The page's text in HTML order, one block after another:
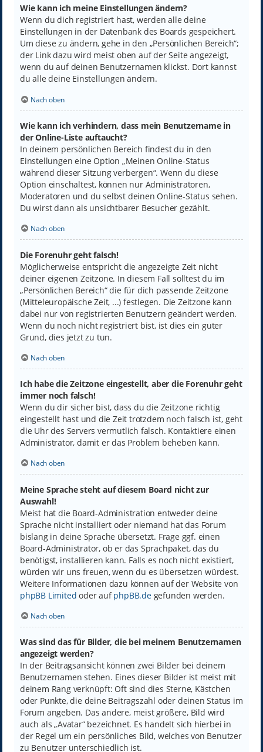
Wie kann ich meine Einstellungen ändern?
Wenn du dich registriert hast, werden alle deine
Einstellungen in der Datenbank des Boards gespeichert.
Um diese zu ändern, gehe in den „Persönlichen Bereich“;
der Link dazu wird meist oben auf der Seite angezeigt,
wenn du auf deinen Benutzernamen klickst. Dort kannst
du alle deine Einstellungen ändern.
Nach oben
Wie kann ich verhindern, dass mein Benutzername in
der Online-Liste auftaucht?
In deinem persönlichen Bereich findest du in den
Einstellungen eine Option „Meinen Online-Status
während dieser Sitzung verbergen“. Wenn du diese
Option einschaltest, können nur Administratoren,
Moderatoren und du selbst deinen Online-Status sehen.
Du wirst dann als unsichtbarer Besucher gezählt.
Nach oben
Die Forenuhr geht falsch!
Möglicherweise entspricht die angezeigte Zeit nicht
deiner eigenen Zeitzone. In diesem Fall solltest du im
„Persönlichen Bereich“ die für dich passende Zeitzone
(Mitteleuropäische Zeit, ...) festlegen. Die Zeitzone kann
dabei nur von registrierten Benutzern geändert werden.
Wenn du noch nicht registriert bist, ist dies ein guter
Grund, dies jetzt zu tun.
Nach oben
Ich habe die Zeitzone eingestellt, aber die Forenuhr geht
immer noch falsch!
Wenn du dir sicher bist, dass du die Zeitzone richtig
eingestellt hast und die Zeit trotzdem noch falsch ist, geht
die Uhr des Servers vermutlich falsch. Kontaktiere einen
Administrator, damit er das Problem beheben kann.
Nach oben
Meine Sprache steht auf diesem Board nicht zur
Auswahl!
Meist hat die Board-Administration entweder deine
Sprache nicht installiert oder niemand hat das Forum
bislang in deine Sprache übersetzt. Frage ggf. einen
Board-Administrator, ob er das Sprachpaket, das du
benötigst, installieren kann. Falls es noch nicht existiert,
würden wir uns freuen, wenn du es übersetzen würdest.
Weitere Informationen dazu können auf der Website von
phpBB Limited oder aufphpBB.degefunden werden.
Nach oben
Was sind das für Bilder, die bei meinem Benutzernamen
angezeigt werden?
In der Beitragsansicht können zwei Bilder bei deinem
Benutzernamen stehen. Eines dieser Bilder ist meist mit
deinem Rang verknüpft: Oft sind dies Sterne, Kästchen
oder Punkte, die deine Beitragszahl oder deinen Status im
Forum angeben. Das andere, meist größere, Bild wird
auch als „Avatar“ bezeichnet. Es handelt sich hierbei in
der Regel um ein persönliches Bild, welches von Benutzer
zu Benutzer unterschiedlich ist.